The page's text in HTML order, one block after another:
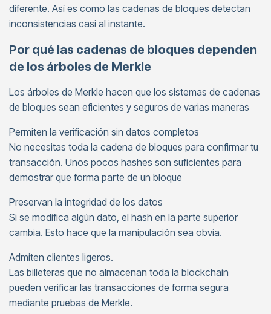
diferente. Así es como las cadenas de bloques detectan
inconsistencias casi al instante.
Por qué las cadenas de bloques dependen
de los árboles de Merkle
Los árboles de Merkle hacen que los sistemas de cadenas
de bloques sean eficientes y seguros de varias maneras
Permiten la verificación sin datos completos
No necesitas toda la cadena de bloques para confirmar tu
transacción. Unos pocos hashes son suficientes para
demostrar que forma parte de un bloque
Preservan la integridad de los datos
Si se modifica algún dato, el hash en la parte superior
cambia. Esto hace que la manipulación sea obvia.
Admiten clientes ligeros.
Las billeteras que no almacenan toda la blockchain
pueden verificar las transacciones de forma segura
mediante pruebas de Merkle.